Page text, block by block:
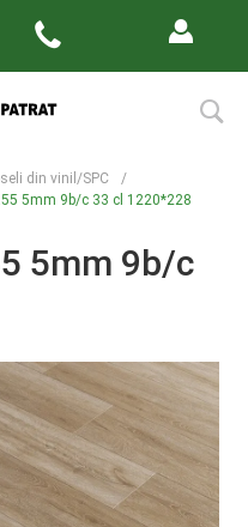
din vinil/SPC
/
5mm 9b/c 33 cl 1220*228
5mm 9b/c